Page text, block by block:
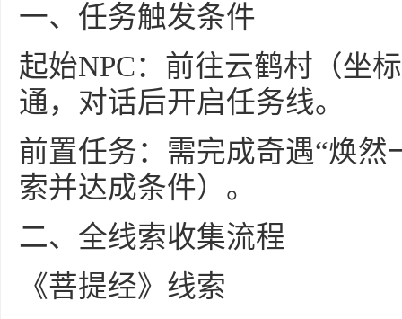
一、任务触发条件
起始NPC：前往云鹤村（坐
通，对话后开启任务线。
前置任务：需完成奇遇“焕然
索并达成条件）。
二、全线索收集流程
《菩提经》线索